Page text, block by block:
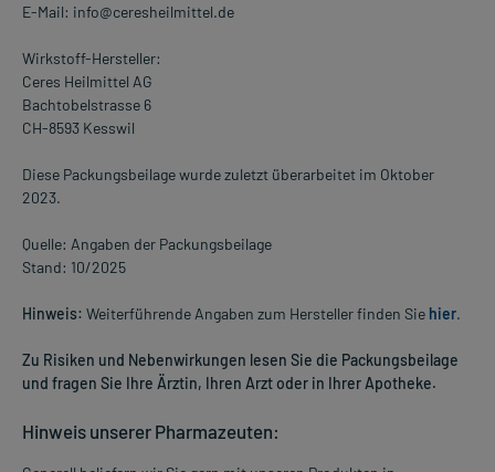
E-Mail: info@ceresheilmittel.de
Wirkstoff-Hersteller:
Ceres Heilmittel AG
Bachtobelstrasse 6
CH-8593 Kesswil
Diese Packungsbeilage wurde zuletzt überarbeitet im Oktober
2023.
Quelle: Angaben der Packungsbeilage
Stand: 10/2025
Hinweis: Weiterführende Angaben zum Hersteller finden Sie hier.
Zu Risiken und Nebenwirkungen lesen Sie die Packungsbeilage
und fragen Sie Ihre Ärztin, Ihren Arzt oder in Ihrer Apotheke.
Hinweis unserer Pharmazeuten: